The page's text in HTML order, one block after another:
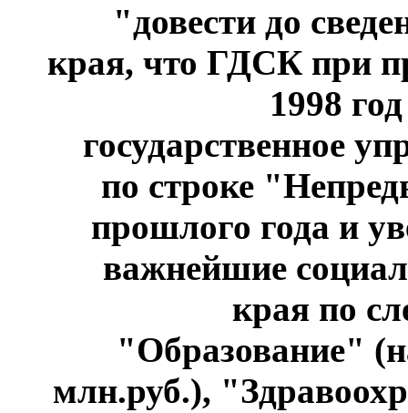
"довести до
края, что ГДСК при
1998
государственное
по строке
прошлого года и
важнейшие
края по
"Образование"
млн.руб.),